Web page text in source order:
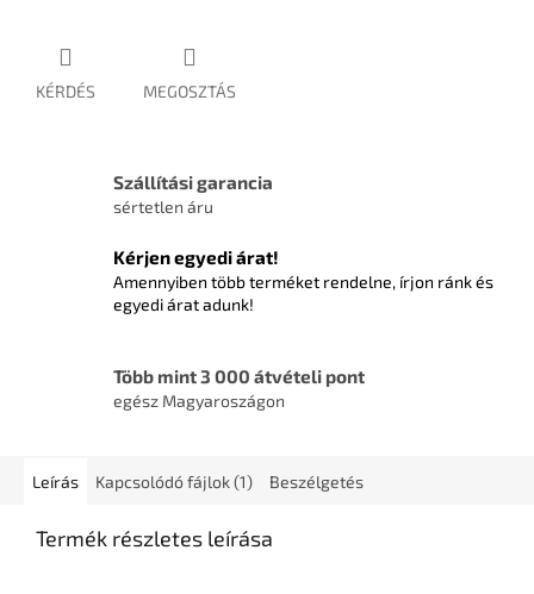
KÉRDÉS MEGOSZTÁS
Szállítási garancia
sértetlen áru
Kérjen egyedi árat!
Amennyiben több terméket rendelne, írjon ránk és
egyedi árat adunk!
Több mint 3 000 átvételi pont
egész Magyaroszágon
Leírás Kapcsolódó fájlok (1) Beszélgetés
Termék részletes leírása